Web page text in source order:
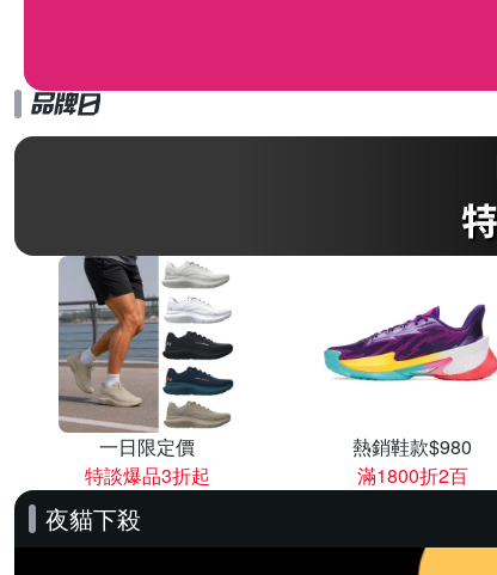
一日限定價
特談爆品3折起
熱銷鞋款$980
滿1800折2百
夜貓下殺